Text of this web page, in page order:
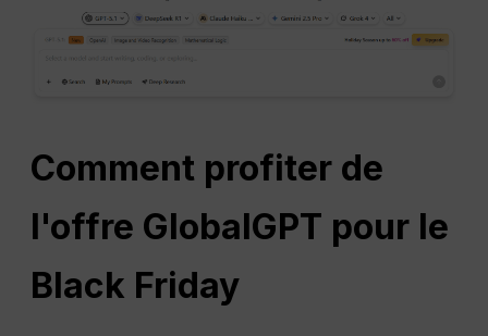
Comment profiter de
l'offre GlobalGPT pour le
Black Friday